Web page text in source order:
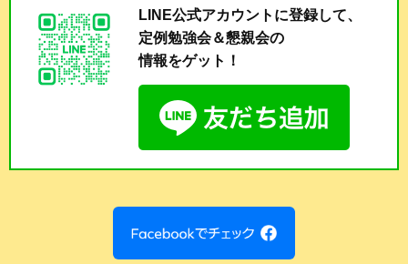
LINE公式アカウントに登録して、
定例勉強会＆懇親会の
情報をゲット！